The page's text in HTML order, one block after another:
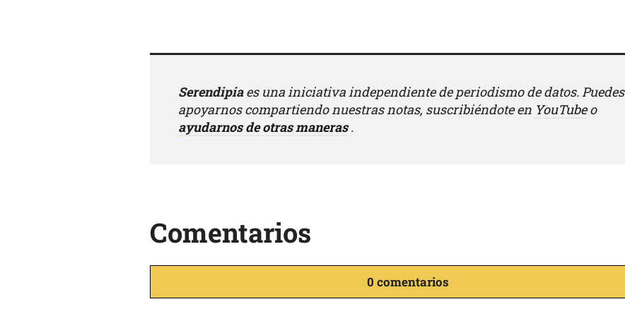
Serendipiaes una iniciativa independiente de periodismo de datos. Puedes
apoyarnos compartiendo nuestras notas, suscribiéndote en YouTubeo
ayudarnos de otras maneras .
Comentarios
0 comentarios